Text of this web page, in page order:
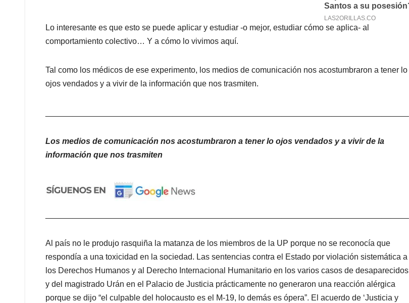
Lo interesante es que esto se puede aplicar y estudiar -o mejor, estudiar cómo se aplica- al
comportamiento colectivo… Y a cómo lo vivimos aquí.
Tal como los médicos de ese experimento, los medios de comunicación nos acostumbraron a tener lo
ojos vendados y a vivir de la información que nos trasmiten.
Los medios de comunicación nos acostumbraron a tener lo ojos vendados y a vivir de la
información que nos trasmiten
Al país no le produjo rasquiña la matanza de los miembros de la UP porque no se reconocía que
respondía a una toxicidad en la sociedad. Las sentencias contra el Estado por violación sistemática a
los Derechos Humanos y al Derecho Internacional Humanitario en los varios casos de desaparecidos
y del magistrado Urán en el Palacio de Justicia prácticamente no generaron una reacción alérgica
porque se dijo “el culpable del holocausto es el M-19, lo demás es ópera”. El acuerdo de ‘Justicia y